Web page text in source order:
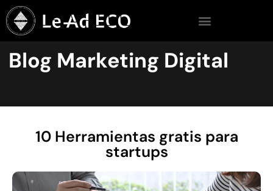
Blog Marketing Digital
10 Herramientas gratis para
startups